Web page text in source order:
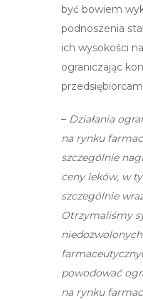
być bowiem
podnoszenia
ich wysokości
ograniczając
– Działania
na rynku
szczególnie
ceny leków, w
szczególnie
Otrzymaliśmy
powodować
na rynku